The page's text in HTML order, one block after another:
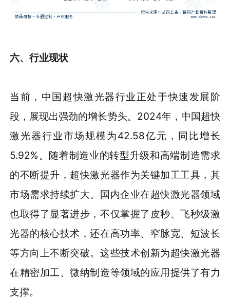
六、行业现状
当前，中国超快激光器行业正处于快速发展阶
段，展现出强劲的增长势头。2024年，中国超快
激光器行业市场规模为42.58亿元，同比增长
5.92%。随着制造业的转型升级和高端制造需求
的不断提升，超快激光器作为关键加工工具，其
市场需求持续扩大。国内企业在超快激光器领域
也取得了显著进步，不仅掌握了皮秒、飞秒级激
光器的核心技术，还在高功率、窄脉宽、短波长
等方向上不断突破。这些技术创新为超快激光器
在精密加工、微纳制造等领域的应用提供了有力
支撑。